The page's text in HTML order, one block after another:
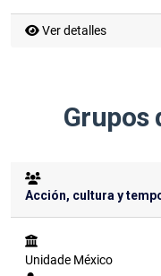
Ver detalles
Grupos
Acción, cultura y
Unidade México